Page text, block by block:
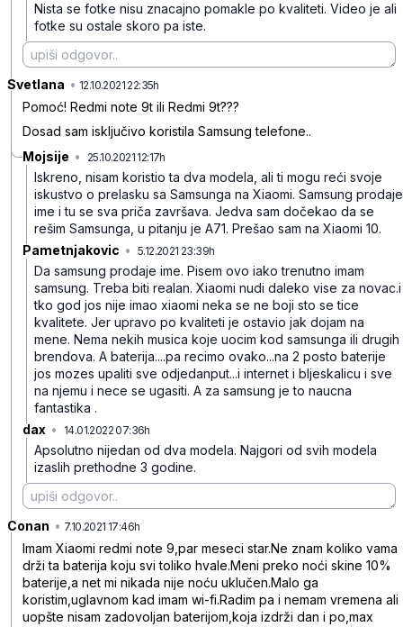
Nista se fotke nisu znacajno pomakle po kvaliteti. Video je ali
fotke su ostale skoro pa iste.
Svetlana • 12.10.2021 22:35h
Pomoć! Redmi note 9t ili Redmi 9t???
Dosad sam isključivo koristila Samsung telefone..
Mojsije • 25.10.2021 12:17h
Iskreno, nisam koristio ta dva modela, ali ti mogu reći svoje
iskustvo o prelasku sa Samsunga na Xiaomi. Samsung prodaje
ime i tu se sva priča završava. Jedva sam dočekao da se
rešim Samsunga, u pitanju je A71. Prešao sam na Xiaomi 10.
Pametnjakovic • 5.12.2021 23:39h
Da samsung prodaje ime. Pisem ovo iako trenutno imam
samsung. Treba biti realan. Xiaomi nudi daleko vise za novac.i
tko god jos nije imao xiaomi neka se ne boji sto se tice
kvalitete. Jer upravo po kvaliteti je ostavio jak dojam na
mene. Nema nekih musica koje uocim kod samsunga ili drugih
brendova. A baterija....pa recimo ovako...na 2 posto baterije
jos mozes upaliti sve odjedanput...i internet i bljeskalicu i sve
na njemu i nece se ugasiti. A za samsung je to naucna
fantastika .
dax • 14.01.2022 07:36h
Apsolutno nijedan od dva modela. Najgori od svih modela
izaslih prethodne 3 godine.
Conan • 7.10.2021 17:46h
Imam Xiaomi redmi note 9,par meseci star.Ne znam koliko vama
drži ta baterija koju svi toliko hvale.Meni preko noći skine 10%
baterije,a net mi nikada nije noću uklučen.Malo ga
koristim,uglavnom kad imam wi-fi.Radim pa i nemam vremena ali
uopšte nisam zadovoljan baterijom,koja izdrži dan i po,max